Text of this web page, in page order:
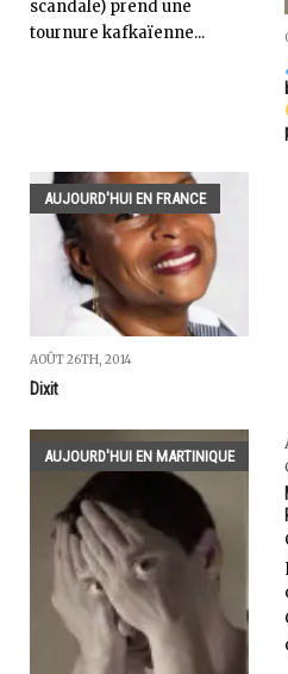
scandale) prend une
tournure kafkaïenne...
AUJOURD'HUI EN FRANCE
AOÛT 26TH, 2014
Dixit
AUJOURD'HUI EN MARTINIQUE